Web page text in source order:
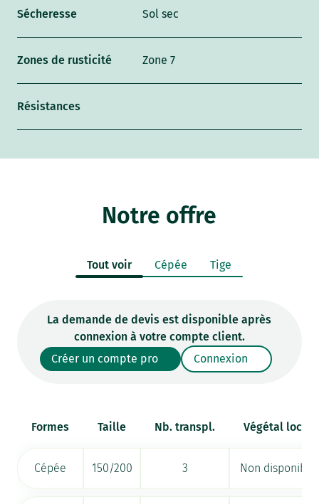
Sécheresse Sol sec
Zones de rusticité Zone 7
Résistances
Notre offre
Tout voir Cépée Tige
La demande de devis est disponible après
connexion à votre compte client.
Créer un compte pro
Connexion
Formes Taille Nb. transpl. Végétal local
Cépée 150/200 3 Non disponible